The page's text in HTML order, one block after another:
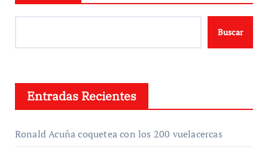
Buscar
Entradas Recientes
Ronald Acuña coquetea con los 200 vuelacercas